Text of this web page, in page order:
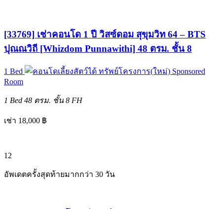
[33769] เช่าคอนโด 1 ปี วิสซ์ดอม สุขุมวิท 64 – BTS
ปุณณวิถี [Whizdom Punnawithi] 48 ตรม. ชั้น 8
1 Bed ทรัพย์โครงการ(ใหม่) Sponsored
Room
1 Bed 48 ตรม. ชั้น 8 FH
เช่า 18,000 ฿
12
อัพเดตครั้งสุดท้ายมากกว่า 30 วัน